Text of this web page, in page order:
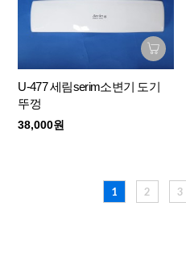
U-477 세림serim소변기 도기
뚜껑
38,000원
1 2 3